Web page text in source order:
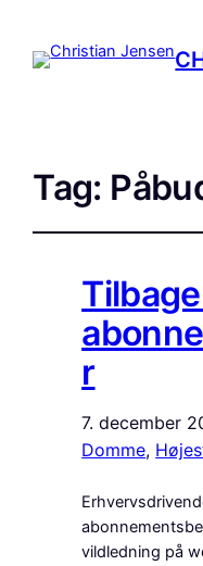
Tag:
r
7. december
Domme,
vildledning på